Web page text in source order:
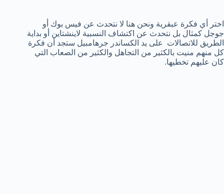
اختر أي فكرة عبقرية ونحن هنا لا نتحدث عن فيس بوك أو
جوجل كمثال بل نتحدث عن اكتشاف النسبية لاينشتاين أو بداية
الطريق للاتصالات على يد الكساندر جرهامبيل ستجد أن فكرة
كل منهم منيت بالكثير من التجاهل والكثير من الصعاب التي
كان عليهم تخطيها.